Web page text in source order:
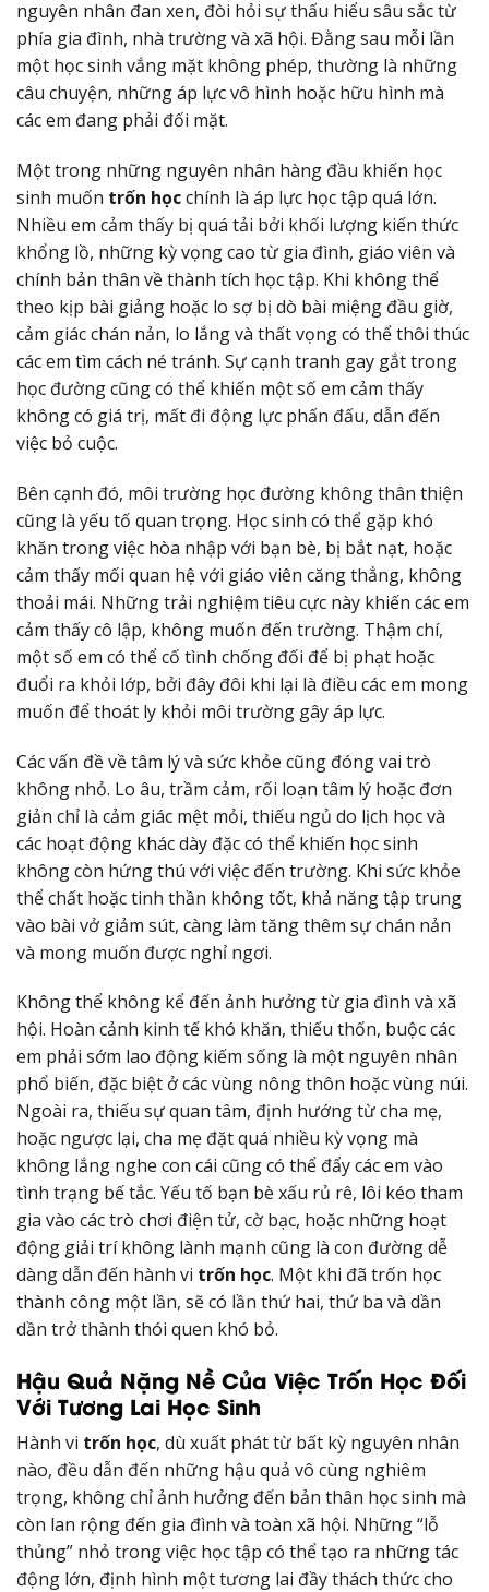
nguyên nhân đan xen, đòi hỏi sự thấu hiểu sâu sắc từ
phía gia đình, nhà trường và xã hội. Đằng sau mỗi lần
một học sinh vắng mặt không phép, thường là những
câu chuyện, những áp lực vô hình hoặc hữu hình mà
các em đang phải đối mặt.
Một trong những nguyên nhân hàng đầu khiến học
sinh muốn trốn họcchính là áp lực học tập quá lớn.
Nhiều em cảm thấy bị quá tải bởi khối lượng kiến thức
khổng lồ, những kỳ vọng cao từ gia đình, giáo viên và
chính bản thân về thành tích học tập. Khi không thể
theo kịp bài giảng hoặc lo sợ bị dò bài miệng đầu giờ,
cảm giác chán nản, lo lắng và thất vọng có thể thôi thúc
các em tìm cách né tránh. Sự cạnh tranh gay gắt trong
học đường cũng có thể khiến một số em cảm thấy
không có giá trị, mất đi động lực phấn đấu, dẫn đến
việc bỏ cuộc.
Bên cạnh đó, môi trường học đường không thân thiện
cũng là yếu tố quan trọng. Học sinh có thể gặp khó
khăn trong việc hòa nhập với bạn bè, bị bắt nạt, hoặc
cảm thấy mối quan hệ với giáo viên căng thẳng, không
thoải mái. Những trải nghiệm tiêu cực này khiến các em
cảm thấy cô lập, không muốn đến trường. Thậm chí,
một số em có thể cố tình chống đối để bị phạt hoặc
đuổi ra khỏi lớp, bởi đây đôi khi lại là điều các em mong
muốn để thoát ly khỏi môi trường gây áp lực.
Các vấn đề về tâm lý và sức khỏe cũng đóng vai trò
không nhỏ. Lo âu, trầm cảm, rối loạn tâm lý hoặc đơn
giản chỉ là cảm giác mệt mỏi, thiếu ngủ do lịch học và
các hoạt động khác dày đặc có thể khiến học sinh
không còn hứng thú với việc đến trường. Khi sức khỏe
thể chất hoặc tinh thần không tốt, khả năng tập trung
vào bài vở giảm sút, càng làm tăng thêm sự chán nản
và mong muốn được nghỉ ngơi.
Không thể không kể đến ảnh hưởng từ gia đình và xã
hội. Hoàn cảnh kinh tế khó khăn, thiếu thốn, buộc các
em phải sớm lao động kiếm sống là một nguyên nhân
phổ biến, đặc biệt ở các vùng nông thôn hoặc vùng núi.
Ngoài ra, thiếu sự quan tâm, định hướng từ cha mẹ,
hoặc ngược lại, cha mẹ đặt quá nhiều kỳ vọng mà
không lắng nghe con cái cũng có thể đẩy các em vào
tình trạng bế tắc. Yếu tố bạn bè xấu rủ rê, lôi kéo tham
gia vào các trò chơi điện tử, cờ bạc, hoặc những hoạt
động giải trí không lành mạnh cũng là con đường dễ
dàng dẫn đến hành vi trốn học. Một khi đã trốn học
thành công một lần, sẽ có lần thứ hai, thứ ba và dần
dần trở thành thói quen khó bỏ.
Hậu Quả Nặng Nề Của Việc Trốn Học Đối
Với Tương Lai Học Sinh
Hành vi trốn học, dù xuất phát từ bất kỳ nguyên nhân
nào, đều dẫn đến những hậu quả vô cùng nghiêm
trọng, không chỉ ảnh hưởng đến bản thân học sinh mà
còn lan rộng đến gia đình và toàn xã hội. Những “lỗ
thủng” nhỏ trong việc học tập có thể tạo ra những tác
động lớn, định hình một tương lai đầy thách thức cho